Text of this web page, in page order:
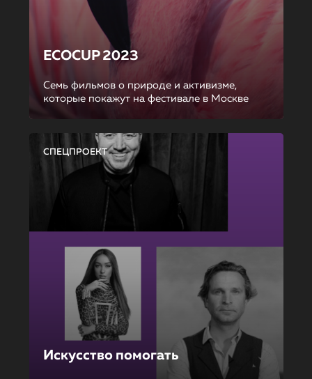
ECOCUP 2023
Семь фильмов о природе и активизме,
которые покажут на фестивале в Москве
СПЕЦПРОЕКТ
Искусство помогать